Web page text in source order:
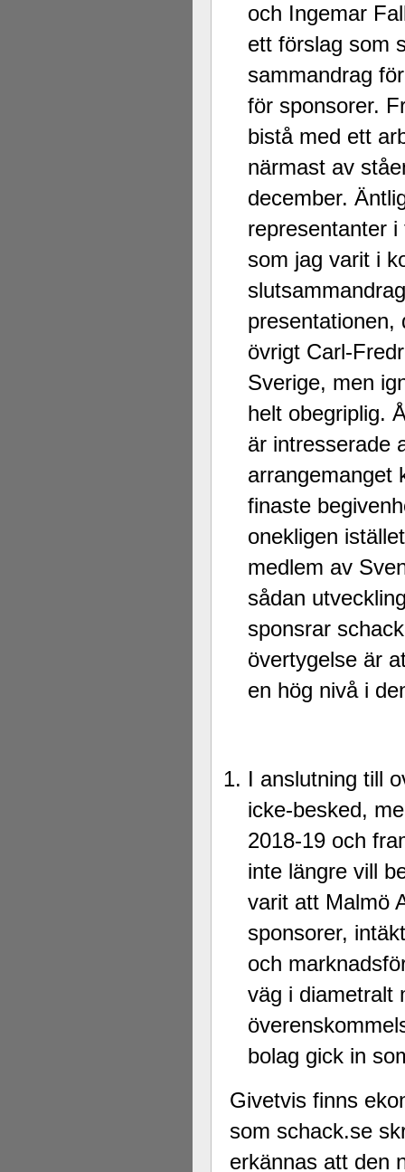
och Ingemar
ett förslag som
sammandrag
för sponsorer.
bistå med ett
närmast av
december.
representanter
som jag varit i
övrigt Carl-
Sverige, men
helt obegriplig.
är intresserade
arrangemanget
finaste
onekligen
medlem av
sådan
sponsrar
övertygelse är
en hög nivå i
I anslutning till
icke-besked,
2018-19 och
inte längre vill
varit att Malmö
sponsorer,
och
väg i diametralt
bolag gick in
Givetvis finns
som schack.se
erkännas att den